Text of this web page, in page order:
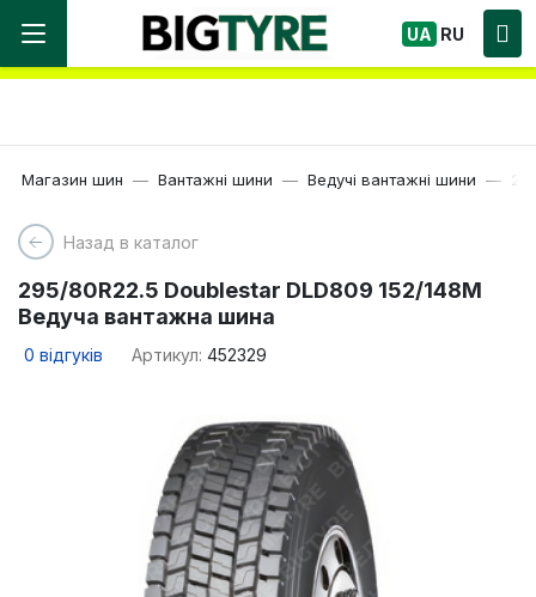
Ми працюємо! Великий вибір Шин, швидка
доставка по Україні!
UA RU
Магазин шин Вантажні шини Ведучі вантажні шини
Назад в каталог
295/80R22.5 Doublestar DLD809 152/148M
Ведуча вантажна шина
0 відгуків Артикул: 452329